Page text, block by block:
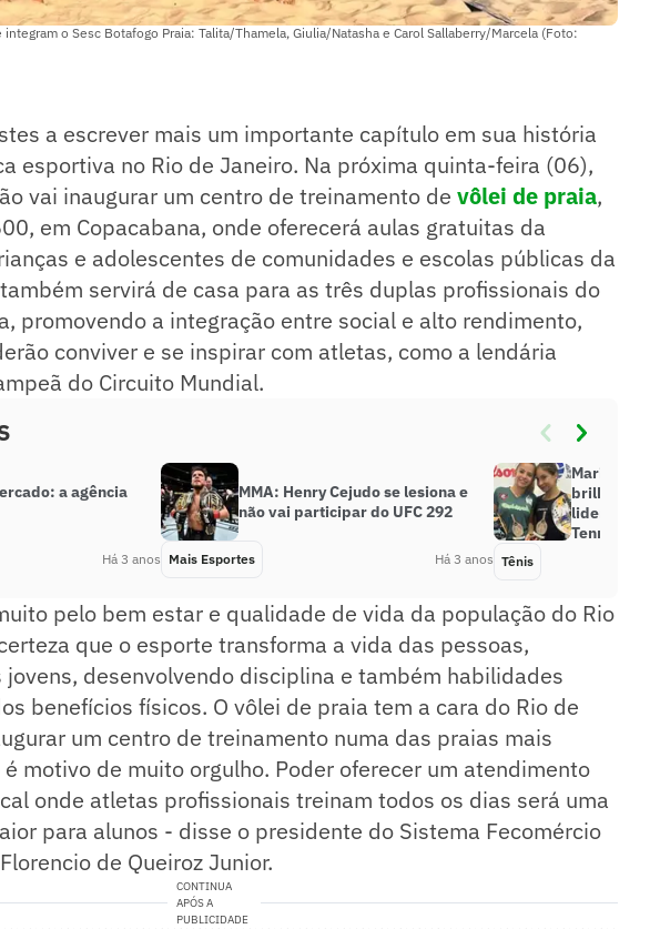
o Sesc Botafogo Praia: Talita/Thamela, Giulia/Natasha e Carol Sallaberry/Marcela (Foto:
a escrever mais um importante capítulo em sua história
esportiva no Rio de Janeiro. Na próxima quinta-feira (06),
vai inaugurar um centro de treinamento de vôlei de praia,
em Copacabana, onde oferecerá aulas gratuitas da
e adolescentes de comunidades e escolas públicas da
servirá de casa para as três duplas profissionais do
promovendo a integração entre social e alto rendimento,
conviver e se inspirar com atletas, como a lendária
do Circuito Mundial.
a agência
Há 3 anos
MMA: Henry Cejudo se lesiona e
não vai participar do UFC 292
Mais Esportes Há 3 anos
Maria Gilli e
brilham no
lideram
Tennis
Tênis
pelo bem estar e qualidade de vida da população do Rio
que o esporte transforma a vida das pessoas,
desenvolvendo disciplina e também habilidades
benefícios físicos. O vôlei de praia tem a cara do Rio de
um centro de treinamento numa das praias mais
motivo de muito orgulho. Poder oferecer um atendimento
onde atletas profissionais treinam todos os dias será uma
para alunos - disse o presidente do Sistema Fecomércio
de Queiroz Junior.
CONTINUA
APÓS A
PUBLICIDADE